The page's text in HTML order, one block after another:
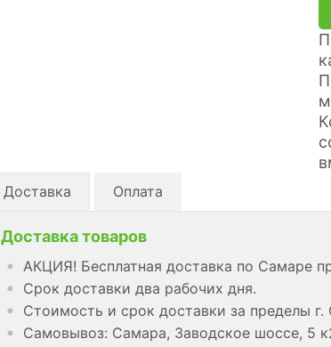
Доставка Оплата
Доставка товаров
АКЦИЯ! Бесплатная доставка по Самаре
Срок доставки два рабочих дня.
Стоимость и срок доставки за пределы
Самовывоз: Самара, Заводское шоссе, 5